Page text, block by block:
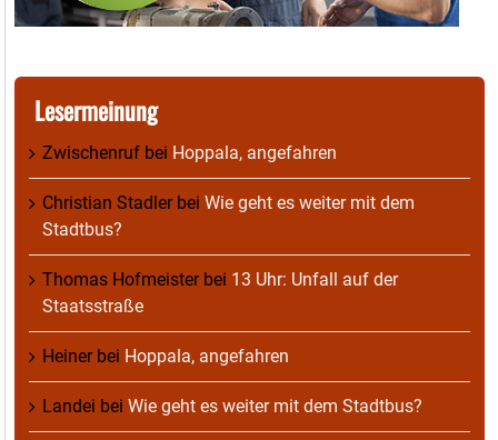
Lesermeinung
Zwischenruf bei Hoppala, angefahren
Christian Stadlerbei Wie geht es weiter mit dem
Stadtbus?
Thomas Hofmeisterbei 13 Uhr: Unfall auf der
Staatsstraße
Heinerbei Hoppala, angefahren
Landei bei Wie geht es weiter mit dem Stadtbus?